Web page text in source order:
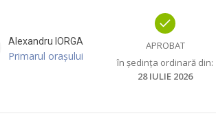
Alexandru IORGA
Primarul orașului
APROBAT
în ședința ordinară din:
28 IULIE 2026